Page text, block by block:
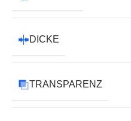
DICKE
TRANSPARENZ